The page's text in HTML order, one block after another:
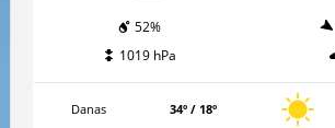
52%
1019 hPa
Danas 34º / 18º